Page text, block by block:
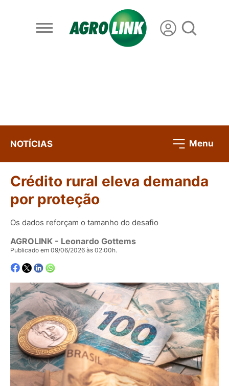
NOTÍCIAS Menu
Crédito rural eleva demanda
por proteção
Os dados reforçam o tamanho do desafio
AGROLINK - Leonardo Gottems
Publicado em 09/06/2026 às 02:00h.